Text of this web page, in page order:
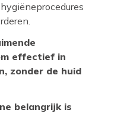
effectief in
zonder de huid
belangrijk is